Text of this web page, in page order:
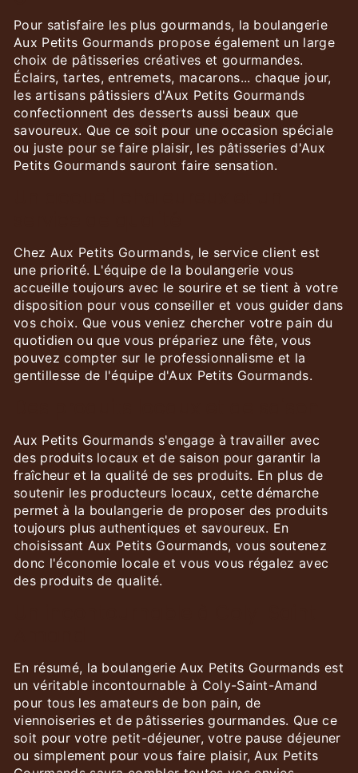
Pour satisfaire les plus gourmands, la boulangerie
Aux Petits Gourmands propose également un large
choix de pâtisseries créatives et gourmandes.
Éclairs, tartes, entremets, macarons... chaque jour,
les artisans pâtissiers d'Aux Petits Gourmands
confectionnent des desserts aussi beaux que
savoureux. Que ce soit pour une occasion spéciale
ou juste pour se faire plaisir, les pâtisseries d'Aux
Petits Gourmands sauront faire sensation.
Chez Aux Petits Gourmands, le service client est
une priorité. L'équipe de la boulangerie vous
accueille toujours avec le sourire et se tient à votre
disposition pour vous conseiller et vous guider dans
vos choix. Que vous veniez chercher votre pain du
quotidien ou que vous prépariez une fête, vous
pouvez compter sur le professionnalisme et la
gentillesse de l'équipe d'Aux Petits Gourmands.
Aux Petits Gourmands s'engage à travailler avec
des produits locaux et de saison pour garantir la
fraîcheur et la qualité de ses produits. En plus de
soutenir les producteurs locaux, cette démarche
permet à la boulangerie de proposer des produits
toujours plus authentiques et savoureux. En
choisissant Aux Petits Gourmands, vous soutenez
donc l'économie locale et vous vous régalez avec
des produits de qualité.
En résumé, la boulangerie Aux Petits Gourmands est
un véritable incontournable à Coly-Saint-Amand
pour tous les amateurs de bon pain, de
viennoiseries et de pâtisseries gourmandes. Que ce
soit pour votre petit-déjeuner, votre pause déjeuner
ou simplement pour vous faire plaisir, Aux Petits